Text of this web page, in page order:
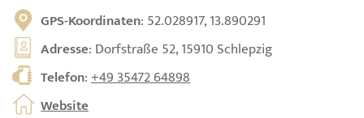
GPS-Koordinaten: 52.028917, 13.890291
Adresse: Dorfstraße 52, 15910 Schlepzig
Telefon:+49 35472 64898
Website